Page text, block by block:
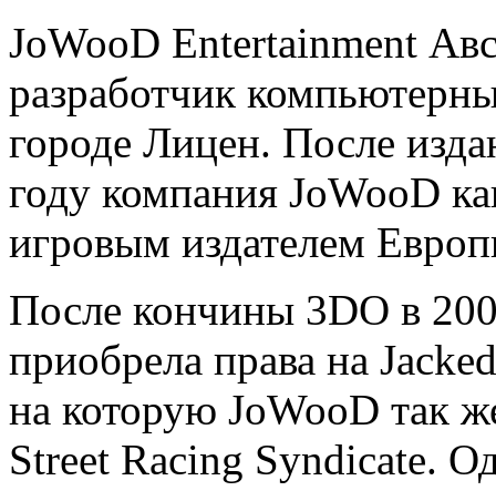
JoWooD Entertainment
разработчик
городе Лицен. После
году компания JoWooD
игровым издателем
После кончины 3DO в
приобрела права на
на которую JoWooD так
Street Racing Syndicate.